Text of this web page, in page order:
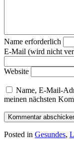
Name erforderlich
E-Mail (wird nicht
Website
Name, E-Mail-
meinen nächsten
Posted in Gesundes,